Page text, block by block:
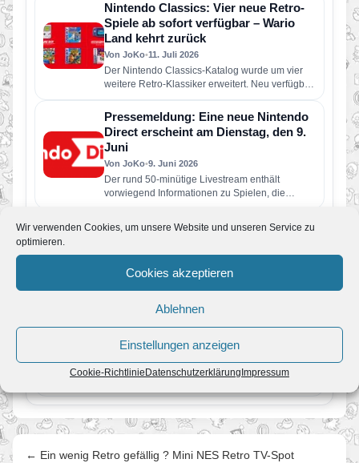
Wir verwenden Cookies, um unsere Website und unseren Service zu
optimieren.
Cookies akzeptieren
Ablehnen
Einstellungen anzeigen
Cookie-Richtlinie Datenschutzerklärung Impressum
Nintendo Classics: Vier neue Retro-
Spiele ab sofort verfügbar – Wario
Land kehrt zurück
Von JoKo•11. Juli 2026
Der Nintendo Classics-Katalog wurde um vier
weitere Retro-Klassiker erweitert. Neu verfügbar
sind die folgenden Spiele: Wario Land: Super…
Pressemeldung: Eine neue Nintendo
Direct erscheint am Dienstag, den 9.
Juni
Von JoKo•9. Juni 2026
Der rund 50-minütige Livestream enthält
vorwiegend Informationen zu Spielen, die
Gerücht: Neue Nintendo Direct findet
Von JoKo•5. Juni 2026
Steht uns schon in wenigen Tagen die nächste
Von JoKo•8. April 2026
Manche Spiele verschwinden nach ein paar
Jahren aus dem kollektiven Gedächtnis. Super
Mario Galaxy nicht. Erschienen im November…
← Ein wenig Retro gefällig ? Mini NES Retro TV-Spot